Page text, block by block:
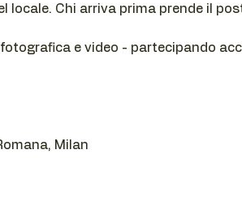
Chi arriva prima prende il
e video - partecipando
Milan